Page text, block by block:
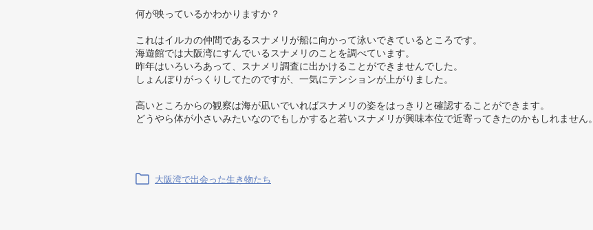
何が映っているかわかりますか？
これはイルカの仲間であるスナメリが船に向かって泳いできているところです。
海遊館では大阪湾にすんでいるスナメリのことを調べています。
昨年はいろいろあって、スナメリ調査に出かけることができませんでした。
しょんぼりがっくりしてたのですが、一気にテンションが上がりました。
高いところからの観察は海が凪いでいればスナメリの姿をはっきりと確認することができます。
どうやら体が小さいみたいなのでもしかすると若いスナメリが興味本位で近寄ってきたのかもしれません。
大阪湾で出会った生き物たち